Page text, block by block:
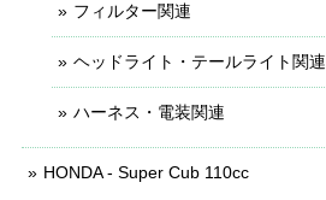
フィルター関連
ヘッドライト・テールライト関連
ハーネス・電装関連
HONDA - Super Cub 110cc